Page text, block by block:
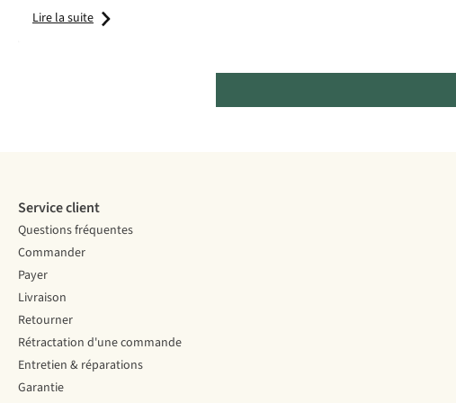
Lire la suite
Service client
Questions fréquentes
Commander
Payer
Livraison
Retourner
Rétractation d'une commande
Entretien & réparations
Garantie